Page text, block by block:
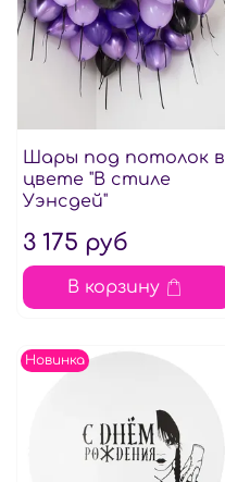
Шары под потолок в
цвете "В стиле
Уэнсдей"
3 175 руб
В корзину
Новинка